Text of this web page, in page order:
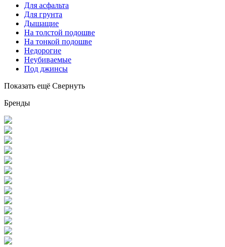
Для асфальта
Для грунта
Дышащие
На толстой подошве
На тонкой подошве
Недорогие
Неубиваемые
Под джинсы
Показать ещё Свернуть
Бренды